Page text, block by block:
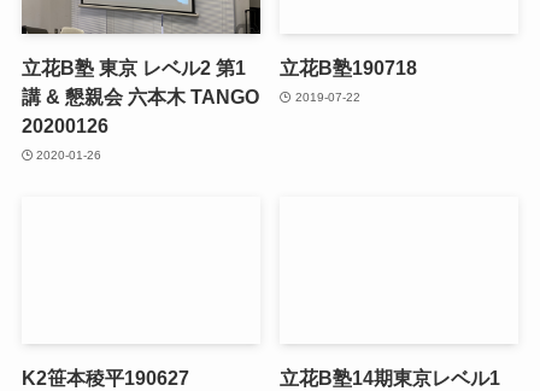
立花B塾 東京 レベル2 第1
講 & 懇親会 六本木 TANGO
20200126
2020-01-26
立花B塾190718
2019-07-22
K2笹本稜平190627
立花B塾14期東京レベル1